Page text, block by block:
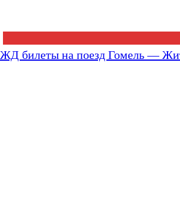
ЖД билеты на поезд Гомель —